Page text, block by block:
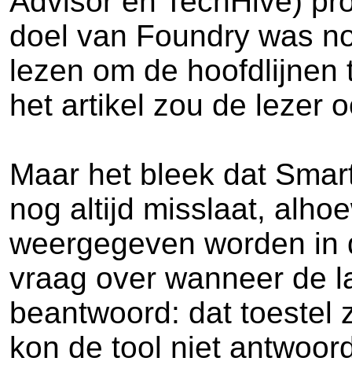
doel van Foundry was
lezen om de
het artikel zou de lezer
Maar het bleek dat
nog altijd misslaat,
weergegeven worden
vraag over wanneer de
beantwoord: dat toestel
kon de tool niet